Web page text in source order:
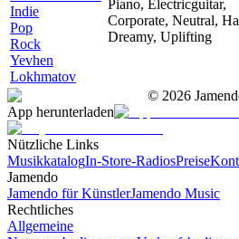
Indie
Pop
Rock
Yevhen
Lokhmatov
Piano, Electricguitar,
Corporate, Neutral,
Dreamy, Uplifting
© 2026
App herunterladen
Nützliche Links
MusikkatalogIn-Store-RadiosPreise
Jamendo
Jamendo für KünstlerJamendo Music
Rechtliches
Allgemeine